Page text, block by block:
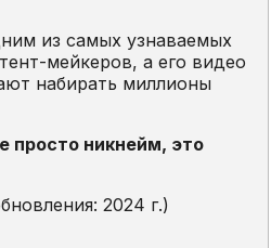
из самых узнаваемых
мейкеров, а его видео
набирать миллионы
просто никнейм, это
2024 г.)